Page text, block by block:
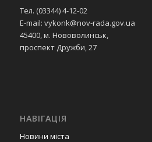
Тел. (03344) 4-12-02
E-mail: vykonk@nov-rada.gov.ua
45400, м. Нововолинськ,
проспект Дружби, 27
НАВІГАЦІЯ
Новини міста